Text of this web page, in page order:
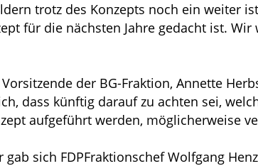
trotz des Konzepts noch ein weiter
für die nächsten Jahre gedacht ist.
der BG-Fraktion, Annette
dass künftig darauf zu achten sei,
aufgeführt werden, möglicherweise
gab sich FDPFraktionschef Wolfgang